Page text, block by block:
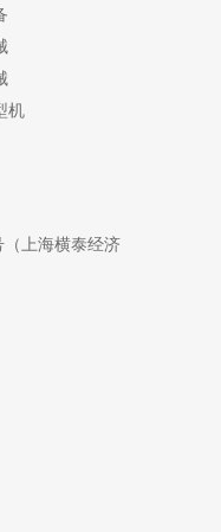
机
上海横泰经济